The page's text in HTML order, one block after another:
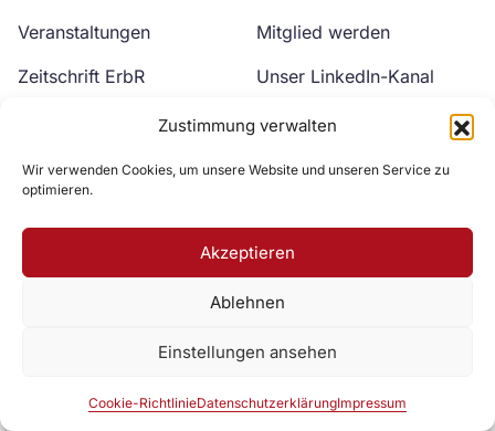
Zustimmung verwalten
Wir verwenden Cookies, um unsere Website und unseren Service zu
optimieren.
Akzeptieren
Ablehnen
Einstellungen ansehen
Cookie-RichtlinieDatenschutzerklärungImpressum
Veranstaltungen
Zeitschrift ErbR
Mitglied werden
Unser LinkedIn-Kanal
Unser YouTube-Kanal
Zur DAV Webseite